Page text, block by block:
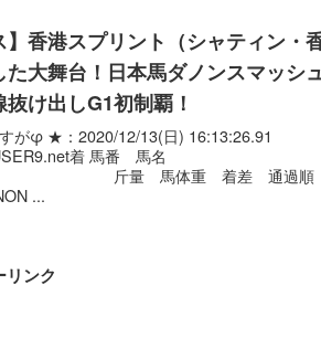
】香港スプリント（シャティン・
た大舞台！日本馬ダノンスマッシ
け出しG1初制覇！
がφ ★：2020/12/13(日) 16:13:26.91
着 馬番 馬
斤量 馬体重 着差 通過順
...
リンク